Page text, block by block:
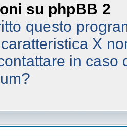
su phpBB 2
questo
X
in caso